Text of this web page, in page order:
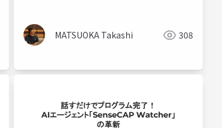
MATSUOKA Takashi 308